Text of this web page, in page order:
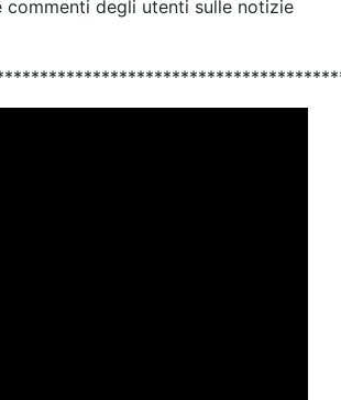
commenti degli utenti sulle notizie